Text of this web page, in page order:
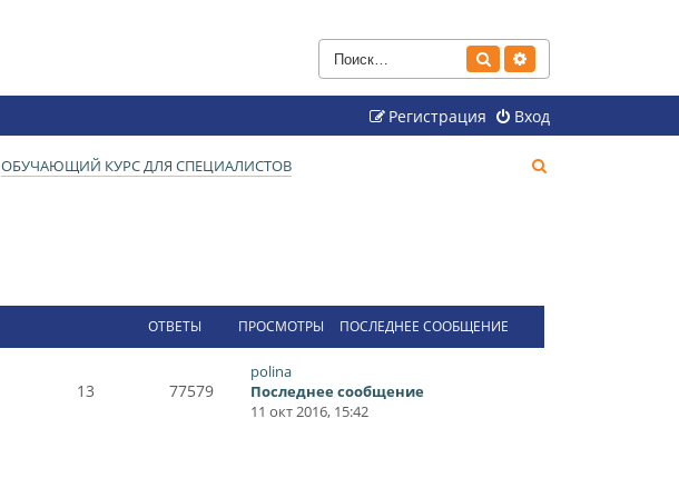
Поиск
Вход
Регистрация
ОБУЧАЮЩИЙ КУРС ДЛЯ СПЕЦИАЛИСТОВ
ОТВЕТЫ ПРОСМОТРЫ ПОСЛЕДНЕЕ СООБЩЕНИЕ
13 77579
polina
Последнее сообщение
11 окт 2016, 15:42